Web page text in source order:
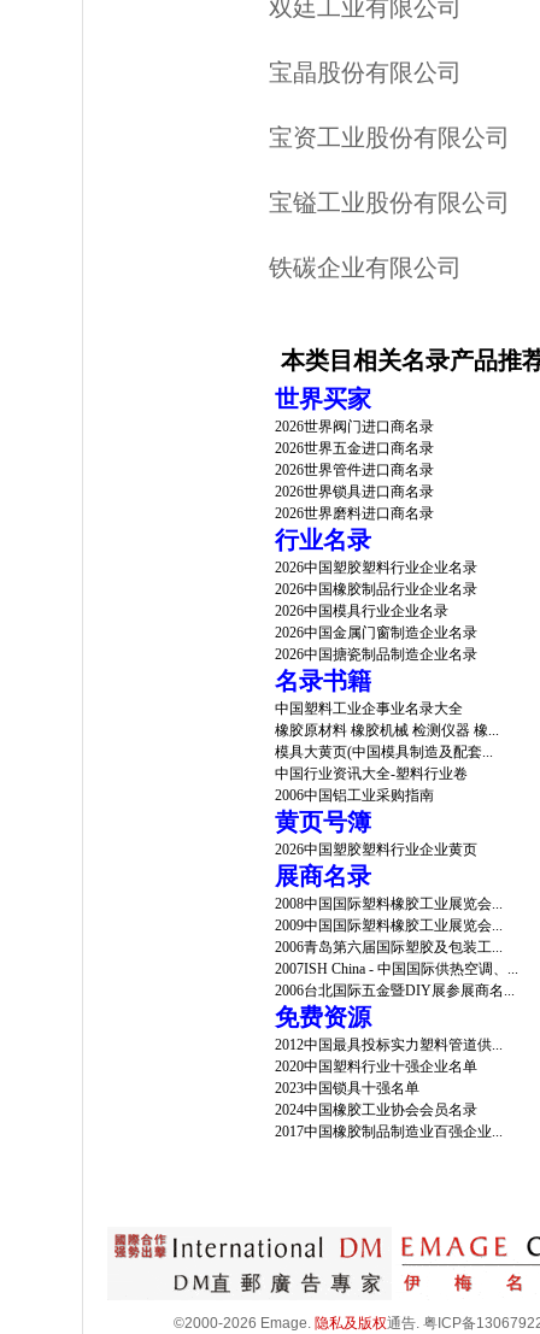
双廷工业有限公司
宝晶股份有限公司
宝资工业股份有限公司
宝镒工业股份有限公司
铁碳企业有限公司
本类目相关名录产品推
世界买家
2026世界阀门进口商名录
2026世界五金进口商名录
2026世界管件进口商名录
2026世界锁具进口商名录
2026世界磨料进口商名录
行业名录
2026中国塑胶塑料行业企业名录
2026中国橡胶制品行业企业名录
2026中国模具行业企业名录
2026中国金属门窗制造企业名录
2026中国搪瓷制品制造企业名录
名录书籍
中国塑料工业企事业名录大全
橡胶原材料 橡胶机械 检测仪器 橡...
模具大黄页(中国模具制造及配套...
中国行业资讯大全-塑料行业卷
2006中国铝工业采购指南
黄页号簿
2026中国塑胶塑料行业企业黄页
展商名录
2008中国国际塑料橡胶工业展览会...
2009中国国际塑料橡胶工业展览会...
2006青岛第六届国际塑胶及包装工...
2007ISH China - 中国国际供热空调、...
2006台北国际五金暨DIY展参展商名...
免费资源
2012中国最具投标实力塑料管道供...
2020中国塑料行业十强企业名单
2023中国锁具十强名单
2024中国橡胶工业协会会员名录
2017中国橡胶制品制造业百强企业...
©2000-2026 Emage. 隐私及版权通告. 粤ICP备